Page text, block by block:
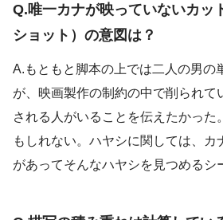
Q.唯一カナが映っていないカッ
ショット）の意図は？
A.もともと脚本の上では二人の男の
が、映画製作の制約の中で削られて
される人がいることを伝えたかった
もしれない。ハヤシに関しては、カ
があってそんなハヤシを見つめるシ